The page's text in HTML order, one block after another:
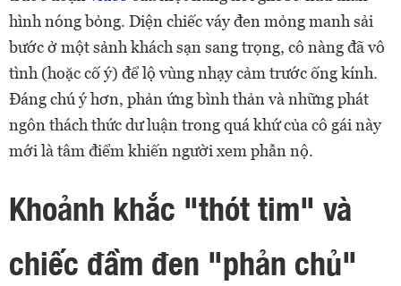
hình nóng bỏng. Diện chiếc váy đen mỏng manh sải
bước ở một sảnh khách sạn sang trọng, cô nàng đã vô
tình (hoặc cố ý) để lộ vùng nhạy cảm trước ống kính.
Đáng chú ý hơn, phản ứng bình thản và những phát
ngôn thách thức dư luận trong quá khứ của cô gái này
mới là tâm điểm khiến người xem phẫn nộ.
Khoảnh khắc "thót tim" và
chiếc đầm đen "phản chủ"